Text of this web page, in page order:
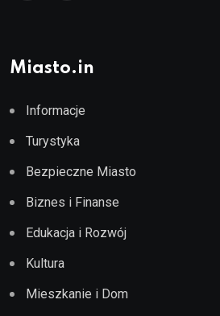
Miasto.in
Informacje
Turystyka
Bezpieczne Miasto
Biznes i Finanse
Edukacja i Rozwój
Kultura
Mieszkanie i Dom